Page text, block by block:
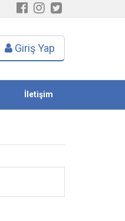
Giriş Yap
İletişim